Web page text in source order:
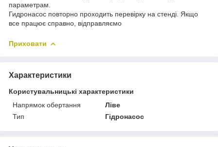
параметрам.
Гидронасос повторно проходить перевірку на стенді. Якщо
все працює справно, відправляємо
Приховати
Характеристики
Користувальницькі характеристики
Напрямок обертання
Ліве
Тип
Гідронасос